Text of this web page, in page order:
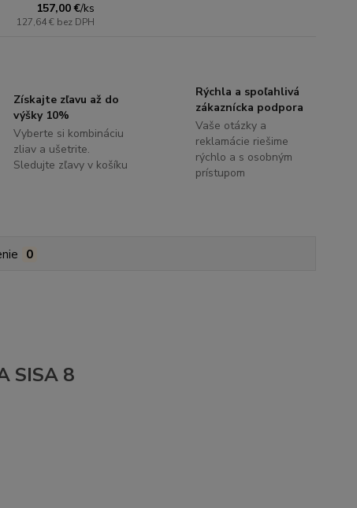
157,00 €/ks
127,64 € bez DPH
Získajte zľavu až do
výšky 10%
Vyberte si kombináciu
zliav a ušetrite.
Sledujte zľavy v košíku
Rýchla a spoľahlivá
zákaznícka podpora
Vaše otázky a
reklamácie riešime
rýchlo a s osobným
prístupom
0
SISA 8